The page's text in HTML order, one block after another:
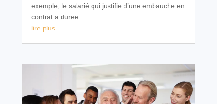
exemple, le salarié qui justifie d’une embauche en
contrat à durée...
lire plus